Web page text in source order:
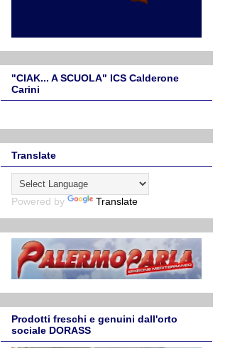
"CIAK... A SCUOLA" ICS Calderone
Carini
Translate
Powered by Translate
Prodotti freschi e genuini dall'orto
sociale DORASS